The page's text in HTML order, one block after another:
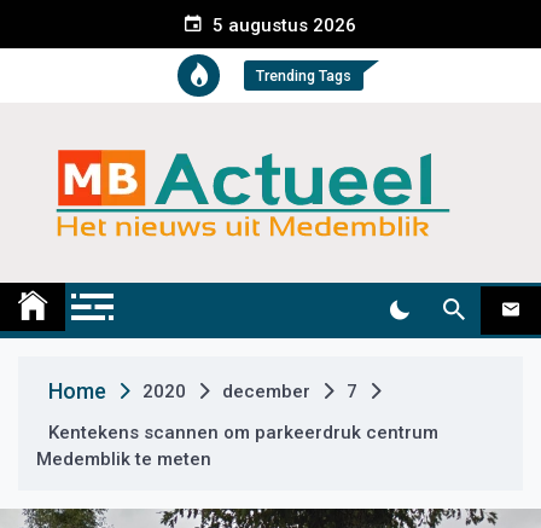
e
t
5 augustus 2026
Trending Tags
Medemblik Actueel
Home 2020 december
7
Kentekens scannen om parkeerdruk centrum
Medemblik te meten